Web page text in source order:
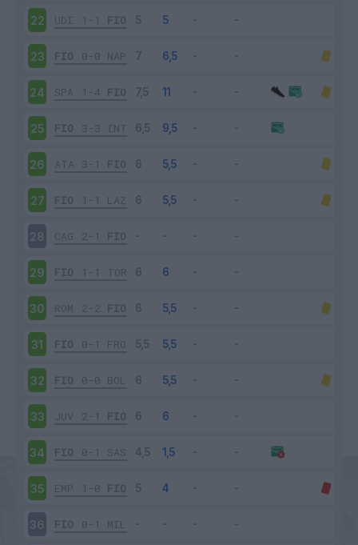
22 UDI 1-1 FIO
23 FIO 0-0 NAP
24 SPA 1-4 FIO
25 FIO 3-3 INT
26 ATA 3-1 FIO
27 FIO 1-1 LAZ
28 CAG 2-1 FIO
29 FIO 1-1 TOR
30 ROM 2-2 FIO
31 FIO 0-1 FRO
32 FIO 0-0 BOL
33 JUV 2-1 FIO
34 FIO 0-1 SAS
35 EMP 1-0 FIO
36 FIO 0-1 MIL